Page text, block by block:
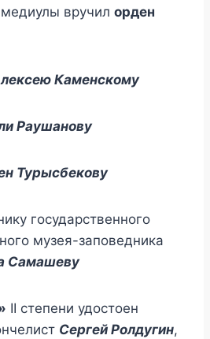
вручил орден
Каменскому
Раушанову
Турысбекову
государственного
музея-заповедника
Самашеву
ІІ степени удостоен
Сергей Ролдугин,